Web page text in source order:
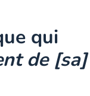
qui
de [sa]